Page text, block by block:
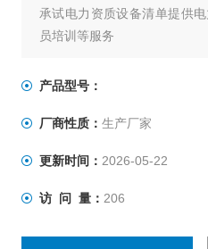
承试电力资质设备清单提供
员培训等服务
产品型号：
厂商性质： 生产厂家
更新时间： 2026-05-22
访 问 量： 206